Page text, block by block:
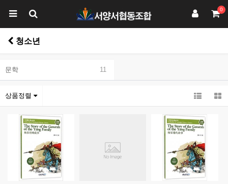
0
청소년
문학 11
상품정렬